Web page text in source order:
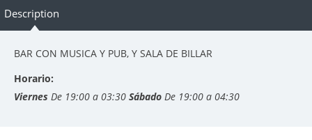
Description
BAR CON MUSICA Y PUB, Y SALA DE BILLAR
Horario:
Viernes De 19:00 a 03:30 Sábado De 19:00 a 04:30